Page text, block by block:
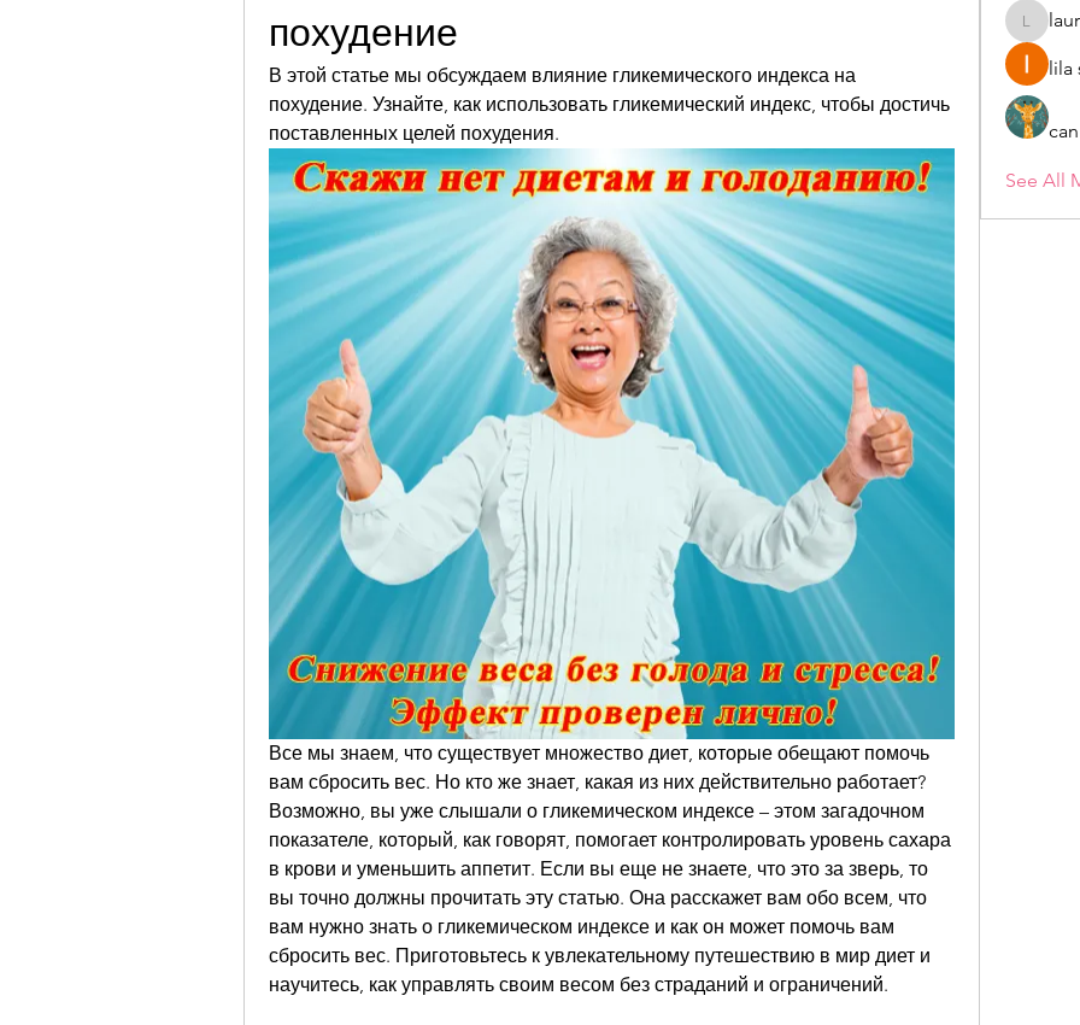
похудение
В этой статье мы обсуждаем влияние гликемического индекса на
похудение. Узнайте, как использовать гликемический индекс, чтобы достичь
поставленных целей похудения.
Все мы знаем, что существует множество диет, которые обещают помочь
вам сбросить вес. Но кто же знает, какая из них действительно работает?
Возможно, вы уже слышали о гликемическом индексе – этом загадочном
показателе, который, как говорят, помогает контролировать уровень сахара
в крови и уменьшить аппетит. Если вы еще не знаете, что это за зверь, то
вы точно должны прочитать эту статью. Она расскажет вам обо всем, что
вам нужно знать о гликемическом индексе и как он может помочь вам
сбросить вес. Приготовьтесь к увлекательному путешествию в мир диет и
научитесь, как управлять своим весом без страданий и ограничений.
lila
See All